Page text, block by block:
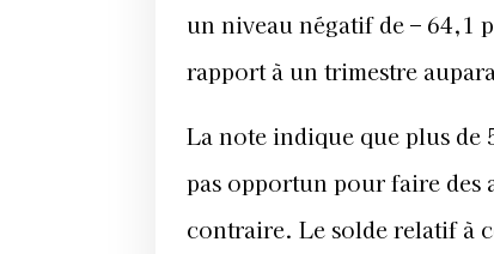
un niveau négatif de – 64,1
rapport à un trimestre
La note indique que plus de
pas opportun pour faire des
contraire. Le solde relatif à